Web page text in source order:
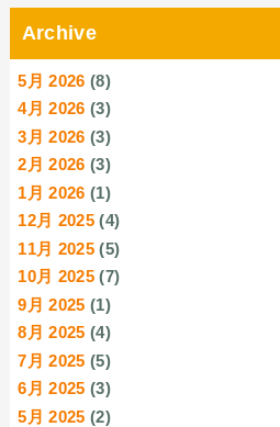
Archive
5月 2026 (8)
4月 2026 (3)
3月 2026 (3)
2月 2026 (3)
1月 2026 (1)
12月 2025 (4)
11月 2025 (5)
10月 2025 (7)
9月 2025 (1)
8月 2025 (4)
7月 2025 (5)
6月 2025 (3)
5月 2025 (2)